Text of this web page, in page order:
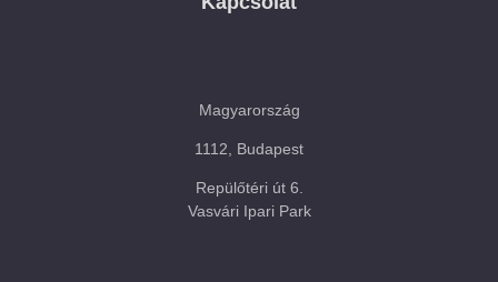
Magyarország
1112, Budapest
Repülőtéri út 6.
Vasvári Ipari Park